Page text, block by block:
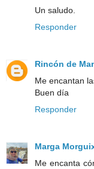
Un saludo.
Responder
Rincón de
Me encantan
Buen día
Responder
Marga
Me encanta